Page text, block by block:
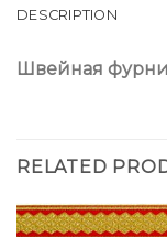
DESCRIPTION
Швейная
RELATED